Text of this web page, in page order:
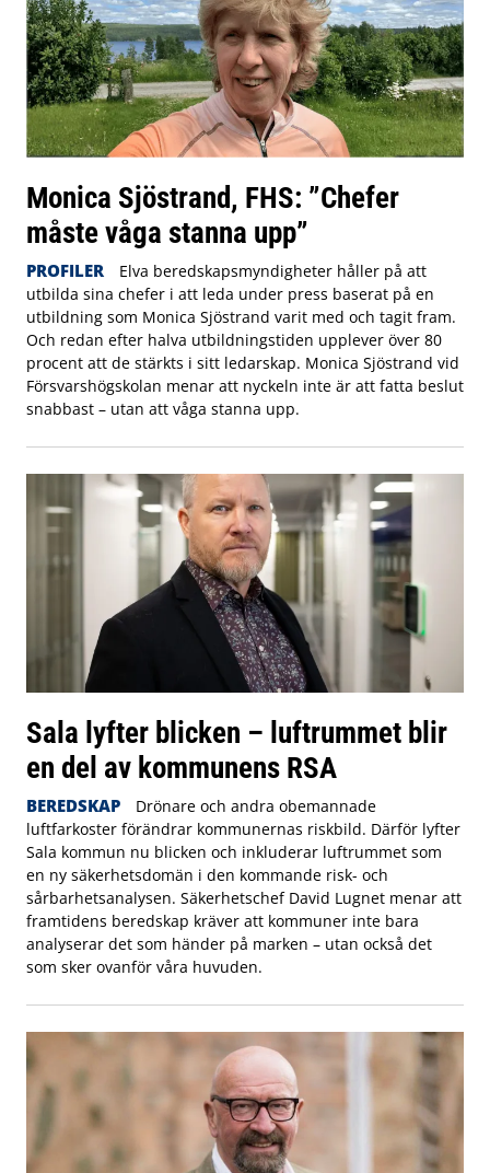
Monica Sjöstrand, FHS: ”Chefer
måste våga stanna upp”
PROFILER
Elva beredskapsmyndigheter håller på att
utbilda sina chefer i att leda under press baserat på en
utbildning som Monica Sjöstrand varit med och tagit fram.
Och redan efter halva utbildningstiden upplever över 80
procent att de stärkts i sitt ledarskap. Monica Sjöstrand vid
Försvarshögskolan menar att nyckeln inte är att fatta beslut
snabbast – utan att våga stanna upp.
Sala lyfter blicken – luftrummet blir
en del av kommunens RSA
BEREDSKAP
Drönare och andra obemannade
luftfarkoster förändrar kommunernas riskbild. Därför lyfter
Sala kommun nu blicken och inkluderar luftrummet som
en ny säkerhetsdomän i den kommande risk- och
sårbarhetsanalysen. Säkerhetschef David Lugnet menar att
framtidens beredskap kräver att kommuner inte bara
analyserar det som händer på marken – utan också det
som sker ovanför våra huvuden.